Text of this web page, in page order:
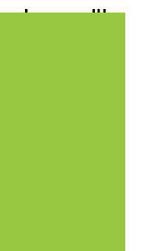
مطالب مرتبط ...